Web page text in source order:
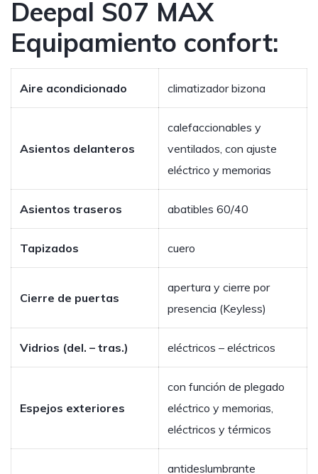
Deepal S07 MAX
Equipamiento confort:
Aire acondicionado climatizador bizona
Asientos delanteros
calefaccionables y
ventilados, con ajuste
eléctrico y memorias
Asientos traseros abatibles 60/40
Tapizados cuero
Cierre de puertas
apertura y cierre por
presencia (Keyless)
Vidrios (del. – tras.) eléctricos – eléctricos
Espejos exteriores
con función de plegado
eléctrico y memorias,
eléctricos y térmicos
antideslumbrante